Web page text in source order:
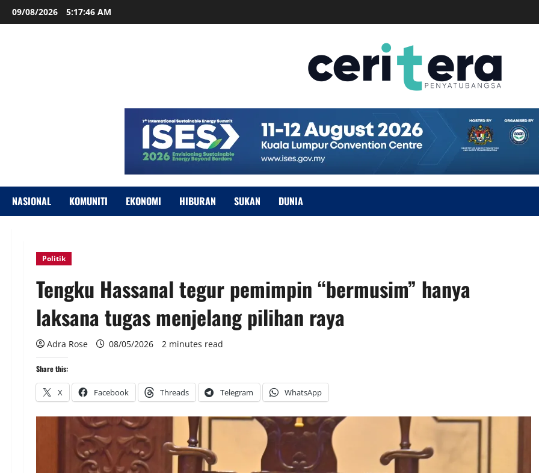
09/08/2026 5:17:47 AM
NASIONAL KOMUNITI EKONOMI HIBURAN SUKAN DUNIA
Politik
Tengku Hassanal tegur pemimpin “bermusim” hanya
laksana tugas menjelang pilihan raya
Adra Rose 08/05/2026 2 minutes read
Share this:
X Facebook Threads Telegram WhatsApp